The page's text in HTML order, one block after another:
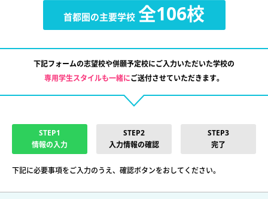
首都圏の主要学校 全106校
下記フォームの志望校や併願予定校にご入力いただいた学校の
専用学生スタイルも一緒にご送付させていただきます。
STEP1
情報の入力
STEP2
入力情報の確認
STEP3
完了
下記に必要事項をご入力のうえ、確認ボタンをおしてください。